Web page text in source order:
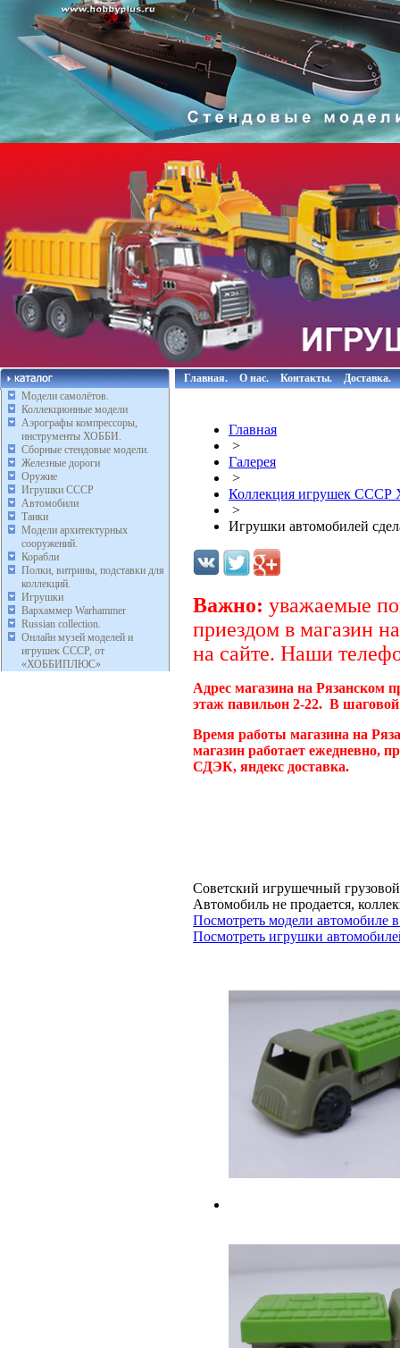
Модели самолётов.
Коллекционные модели
Аэрографы компрессоры,
инструменты ХОББИ.
Сборные стендовые модели.
Железные дороги
Оружие
Игрушки СССР
Автомобили
Танки
Модели архитектурных
сооружений.
Корабли
Полки, витрины, подставки для
коллекций.
Игрушки
Вархаммер Warhammer
Russian collection.
Онлайн музей моделей и
игрушек СССР, от
«ХОББИПЛЮС»
Главная. О нас. Контакты. Доставка.
Главная
>
Галерея
>
Коллекция игрушек
>
Игрушки автомобилей
Важно: уважаемые
приездом в магазин
на сайте. Наши
Адрес магазина на Рязанском
этаж павильон 2-22. В
Время работы магазина на
магазин работает ежедневно,
СДЭК, яндекс доставка.
Советский игрушечный
Автомобиль не продается,
Посмотреть модели автомобиле
Посмотреть игрушки